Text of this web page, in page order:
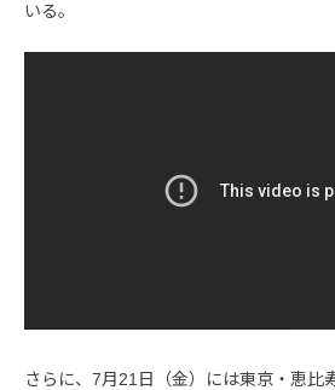
いる。
さらに、7月21日（金）には東京・恵比